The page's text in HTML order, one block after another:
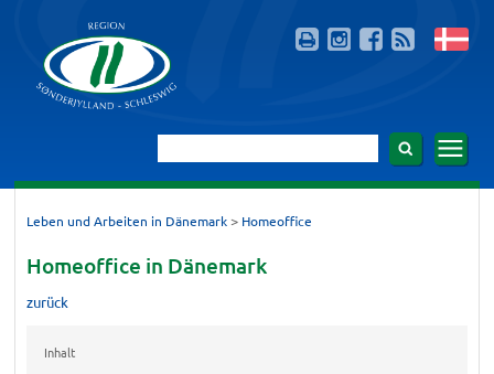
Leben und Arbeiten in Dänemark > Homeoffice
Homeoffice in Dänemark
zurück
Inhalt